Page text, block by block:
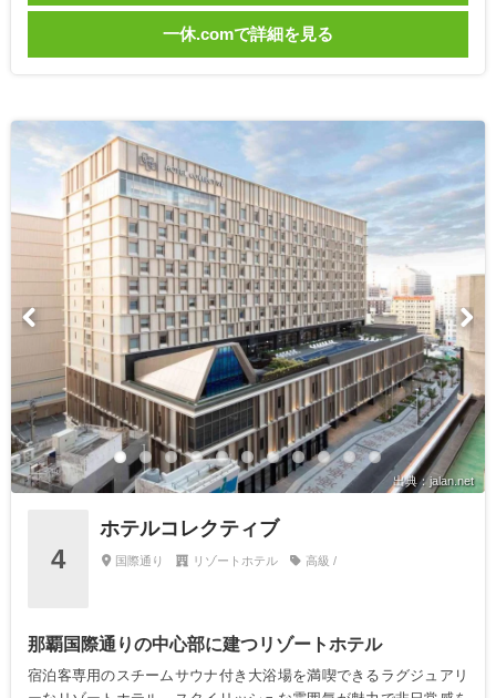
一休.comで詳細を見る
出典：jalan.net
4
ホテルコレクティブ
国際通り リゾートホテル 高級 /
那覇国際通りの中心部に建つリゾートホテル
宿泊客専用のスチームサウナ付き大浴場を満喫できるラグジュアリ